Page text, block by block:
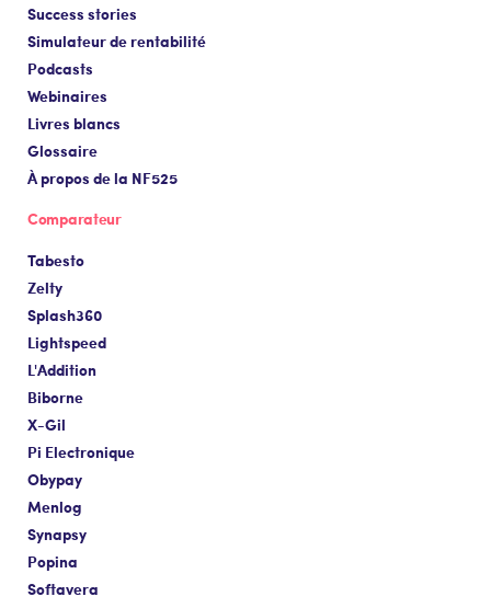
Success stories
Simulateur de rentabilité
Podcasts
Webinaires
Livres blancs
Glossaire
À propos de la NF525
Comparateur
Tabesto
Zelty
Splash360
Lightspeed
L'Addition
Biborne
X-Gil
Pi Electronique
Obypay
Menlog
Synapsy
Popina
Softavera